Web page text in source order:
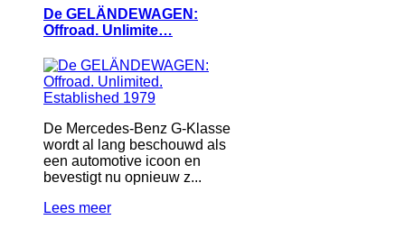
De GELÄNDEWAGEN:
Offroad. Unlimite…
De Mercedes-Benz G-Klasse
wordt al lang beschouwd als
een automotive icoon en
bevestigt nu opnieuw z...
Lees meer